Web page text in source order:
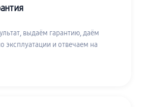
выдаём гарантию, даём
эксплуатации и отвечаем на